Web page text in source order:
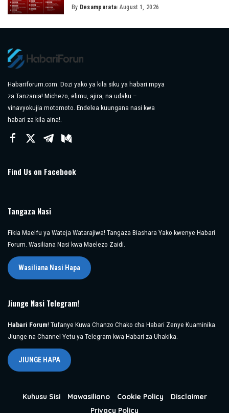
Posted
By Desamparata August 1, 2026
Habariforum.com: Dozi yako ya kila siku ya habari mpya
za Tanzania! Michezo, elimu, ajira, na udaku –
vinavyokujia motomoto. Endelea kuungana nasi kwa
habari za kila aina!.
Find Us on Facebook
Tangaza Nasi
Fikia Maelfu ya Wateja Watarajiwa! Tangaza Biashara Yako kwenye Habari
Forum. Wasiliana Nasi kwa Maelezo Zaidi.
Wasiliana Nasi Hapa
Jiunge Nasi Telegram!
Habari Forum! Tufanye Kuwa Chanzo Chako cha Habari Zenye Kuaminika.
Jiunge na Channel Yetu ya Telegram kwa Habari za Uhakika.
JIUNGE HAPA
Kuhusu Sisi Mawasiliano Cookie Policy
Disclaimer
Privacy Policy